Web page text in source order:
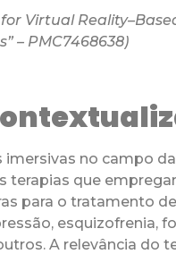
Virtual
– PMC7468638)
no campo
terapias que
para o tratamento
esquizofrenia,
A relevância do